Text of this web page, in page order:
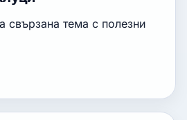
свързана тема с полезни